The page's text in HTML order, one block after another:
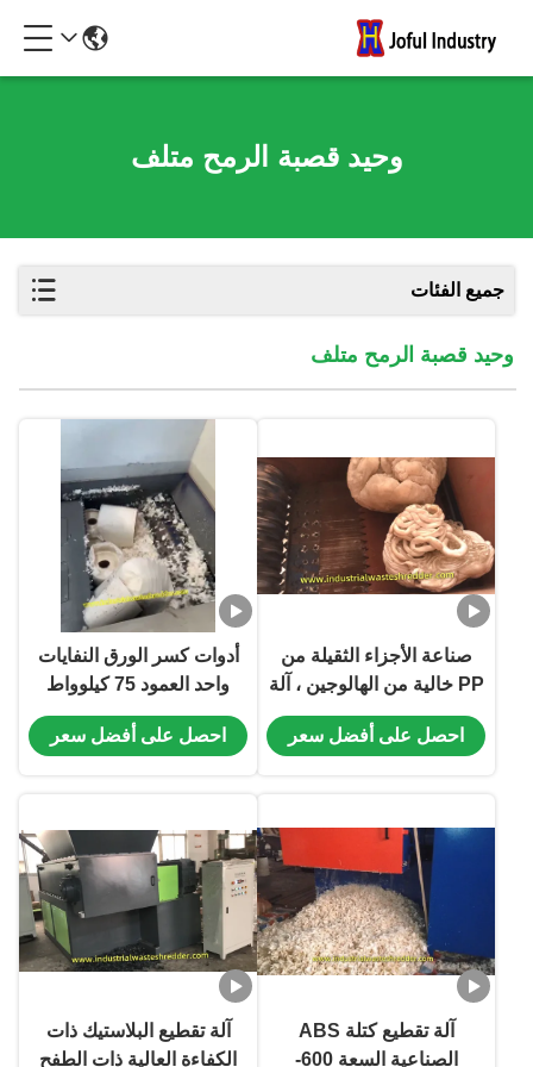
وحيد قصبة الرمح متلف
جميع الفئات
وحيد قصبة الرمح متلف
صناعة الأجزاء الثقيلة من
PP خالية من الهالوجين ، آلة
تكسير لقطع بلاستيكية 45
كيلوواط 400-700 كجم في
احصل على أفضل سعر
أدوات كسر الورق النفايات
واحد العمود 75 كيلوواط
قطع المحرك الدوار قطر
400mm الفيلم البلاستيكي
احصل على أفضل سعر
آلة تقطيع كتلة ABS
الصناعية السعة 600-
آلة تقطيع البلاستيك ذات
الكفاءة العالية ذات الطفح